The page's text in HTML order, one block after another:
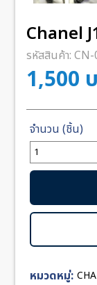
Chanel
รหัสสินค้า:CN-
1,500
จำนวน
Chanel
J12
Black
ชิ้น
หมวดหมู่: